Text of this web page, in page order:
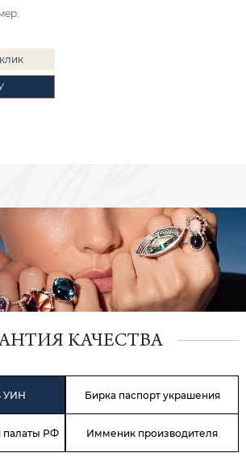
:
КАЧЕСТВА
УИН Бирка паспорт украшения
палаты РФ Имменик производителя